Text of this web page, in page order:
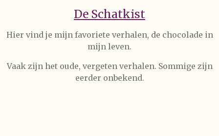
De Schatkist
Hier vind je mijn favoriete verhalen, de chocolade in
mijn leven.
Vaak zijn het oude, vergeten verhalen. Sommige zijn
eerder onbekend.